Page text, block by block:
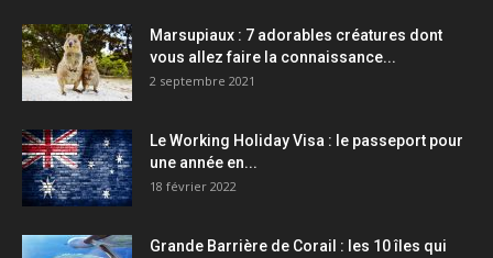
Marsupiaux : 7 adorables créatures dont
vous allez faire la connaissance...
2 septembre 2021
Le Working Holiday Visa : le passeport pour
une année en...
18 février 2022
Grande Barrière de Corail : les 10 îles qui